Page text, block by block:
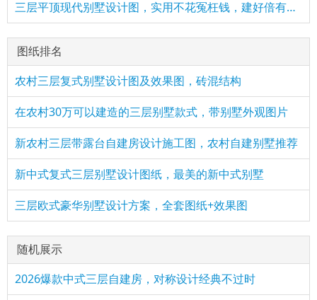
三层平顶现代别墅设计图，实用不花冤枉钱，建好倍有面子
图纸排名
农村三层复式别墅设计图及效果图，砖混结构
在农村30万可以建造的三层别墅款式，带别墅外观图片
新农村三层带露台自建房设计施工图，农村自建别墅推荐
新中式复式三层别墅设计图纸，最美的新中式别墅
三层欧式豪华别墅设计方案，全套图纸+效果图
随机展示
2026爆款中式三层自建房，对称设计经典不过时